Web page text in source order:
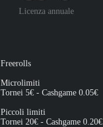
Freerolls
Microlimiti
Tornei 5€ - Cashgame 0.05€
Piccoli limiti
Tornei 20€ - Cashgame 0.20€
Licenza annuale